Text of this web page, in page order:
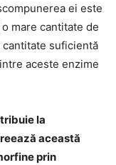
ei este
mare cantitate de
suficientă
aceste enzime
la
această
prin